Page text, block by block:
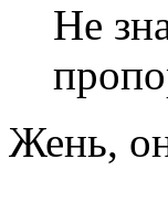
Не
Жень,